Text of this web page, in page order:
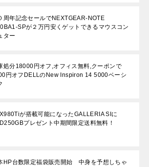
周年記念セールでNEXTGEAR-NOTE
SPが２万円安くゲットできるマウスコン
ター
処分18000円オフ,オフィス無料,クーポンで
円オフDELLのNew Inspiron 14 5000ベーシ
が搭載可能になったGALLERIA SIに
プレゼント中期間限定送料無料！
HP台数限定福袋販売開始 中身を予想しちゃ